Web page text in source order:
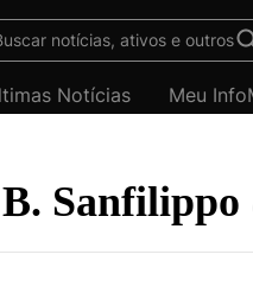
notícias, ativos e outros
Notícias Meu